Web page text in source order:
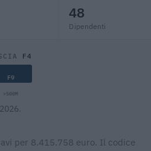
48
Dipendenti
F4
F9
>500M
per 8.415.758 euro. Il codice